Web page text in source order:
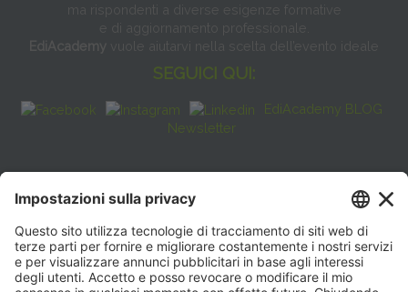
ma rispondenti a diverse esigenze formative
e di aggiornamento professionale.
EdiAcademy vuole aiutarvi nella scelta dell’evento ideale
SEGUICI QUI:
EdiAcademy BLOG
Newsletter
FAQ
CONTATTI
EdiAcademy
Sede operativa: V.le E. Forlanini, 21 - 20134, Milano